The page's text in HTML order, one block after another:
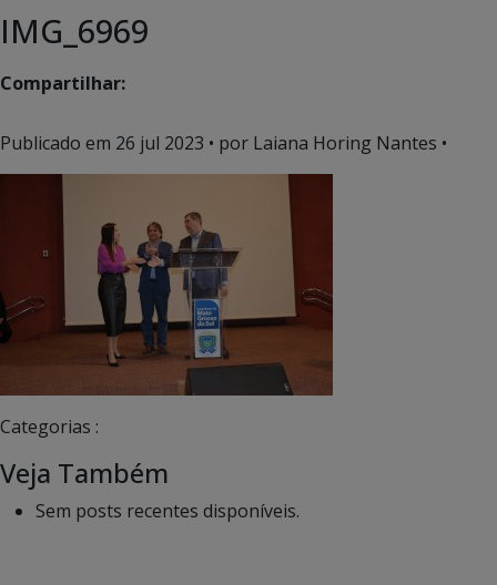
IMG_6969
Compartilhar:
Publicado em 26 jul 2023 • por Laiana Horing Nantes •
Categorias :
Veja Também
Sem posts recentes disponíveis.